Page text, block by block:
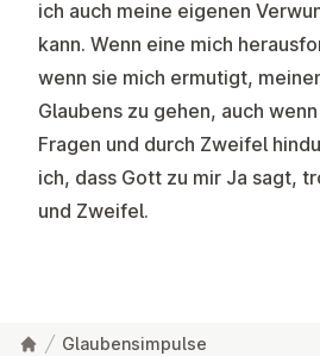
ich auch meine eigenen
kann. Wenn eine mich
wenn sie mich ermutigt,
Glaubens zu gehen, auch
Fragen und durch Zweifel
ich, dass Gott zu mir Ja sagt,
und Zweifel.
Glaubensimpulse